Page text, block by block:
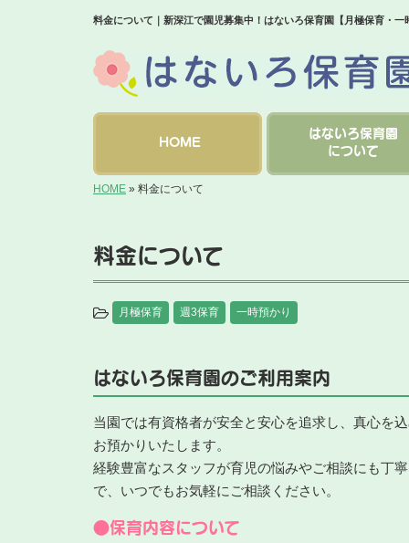
料金について｜新深江で園児募集中！はないろ保育園【月極保育・一
HOME
はないろ保育園
について
HOME » 料金について
料金について
月極保育 週3保育 一時預かり
はないろ保育園のご利用案内
当園では有資格者が安全と安心を追求し、真心を
お預かりいたします。
経験豊富なスタッフが育児の悩みやご相談にも丁
で、いつでもお気軽にご相談ください。
●保育内容について